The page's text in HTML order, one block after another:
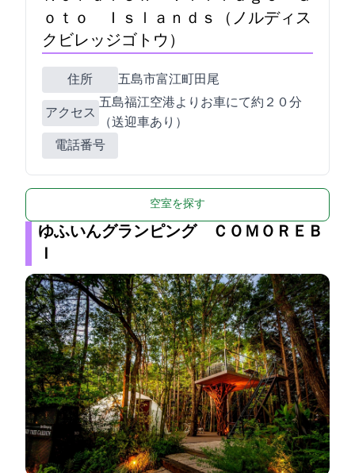
ｏｔｏ Ｉｓｌａｎｄｓ（ノルディス
クビレッジゴトウ）
住所 五島市富江町田尾1233
アクセス
五島福江空港よりお車にて約２０分
（送迎車あり）
電話番号
空室を探す
ゆふいんグランピング ＣＯＭＯＲＥＢ